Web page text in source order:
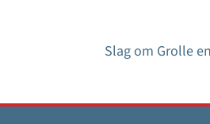
Slag om Grolle